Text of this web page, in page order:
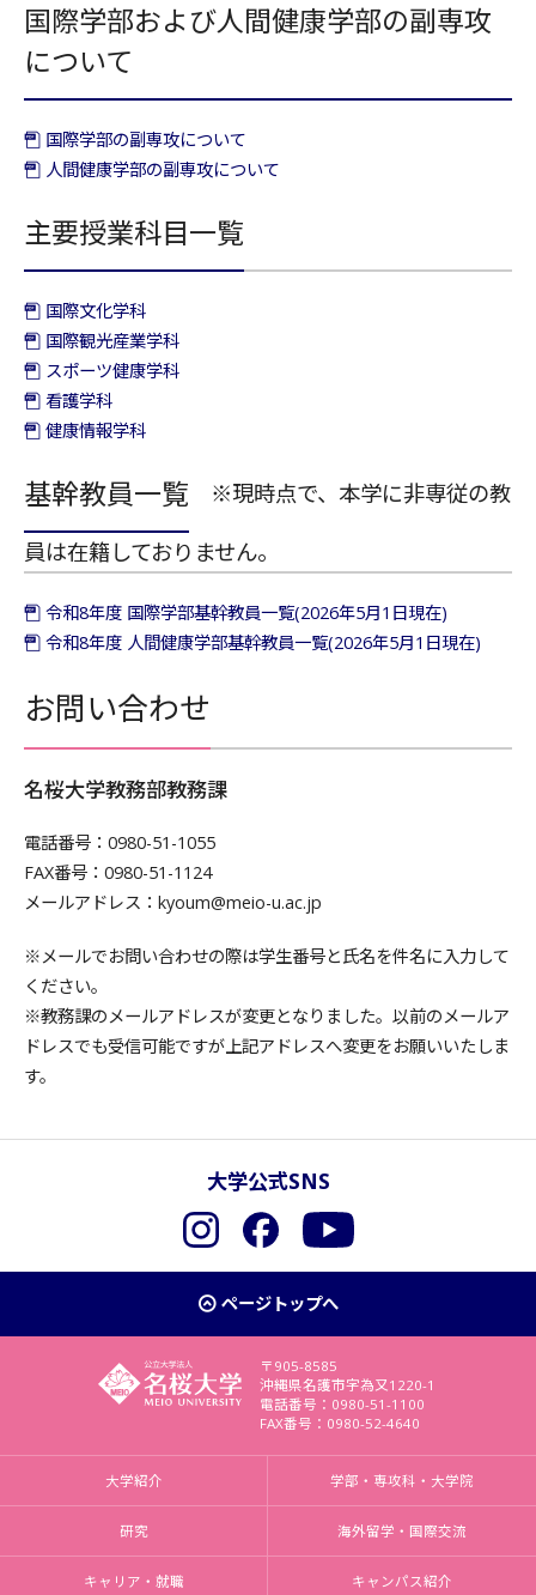
国際学部および人間健康学部の副専攻
について
国際学部の副専攻について
人間健康学部の副専攻について
主要授業科目一覧
国際文化学科
国際観光産業学科
スポーツ健康学科
看護学科
健康情報学科
基幹教員一覧 ※現時点で、本学に非専従の教
員は在籍しておりません。
令和8年度 国際学部基幹教員一覧(2026年5月1日現在)
令和8年度 人間健康学部基幹教員一覧(2026年5月1日現在)
お問い合わせ
名桜大学教務部教務課
電話番号：0980-51-1055
FAX番号：0980-51-1124
メールアドレス：kyoum@meio-u.ac.jp
※メールでお問い合わせの際は学生番号と氏名を件名に入力して
ください。
※教務課のメールアドレスが変更となりました。以前のメールア
ドレスでも受信可能ですが上記アドレスへ変更をお願いいたしま
す。
大学公式SNS
InstagramFacebookYouTube
ページトップへ
〒905-8585
沖縄県名護市字為又1220-1
電話番号：0980-51-1100
FAX番号：0980-52-4640
大学紹介 学部・専攻科・大学院
研究 海外留学・国際交流
キャリア・就職 キャンパス紹介